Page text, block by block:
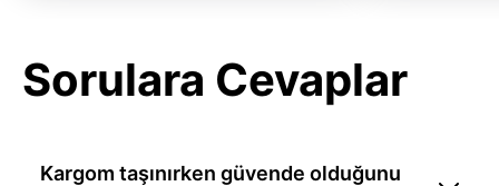
Sorulara Cevaplar
Kargom taşınırken güvende olduğunu